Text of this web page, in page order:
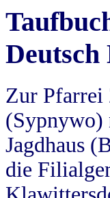
Deutsch
Zur Pfarrei
(Sypnywo)
Jagdhaus
die